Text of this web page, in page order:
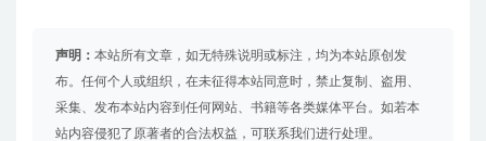
声明： 本站所有文章，如无特殊说明或标注，均为本站原创发
布。任何个人或组织，在未征得本站同意时，禁止复制、盗用、
采集、发布本站内容到任何网站、书籍等各类媒体平台。如若本
站内容侵犯了原著者的合法权益，可联系我们进行处理。